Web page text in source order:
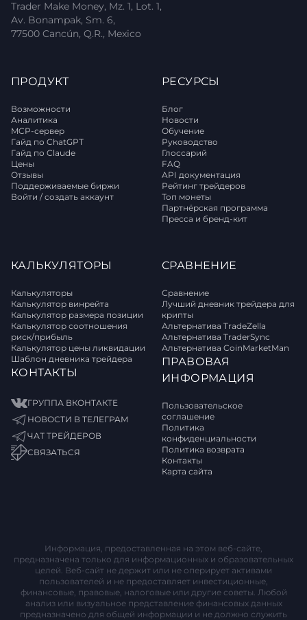
Trader Make Money, Mz. 1, Lot. 1,
Av. Bonampak, Sm. 6,
77500 Cancún, Q.R., Mexico
ПРОДУКТ
Возможности
Аналитика
MCP-сервер
Гайд по ChatGPT
Гайд по Claude
Цены
Отзывы
Поддерживаемые биржи
Войти / создать аккаунт
РЕСУРСЫ
Блог
Новости
Обучение
Руководство
Глоссарий
FAQ
API документация
Рейтинг трейдеров
Топ монеты
Партнёрская программа
Пресса и бренд-кит
КАЛЬКУЛЯТОРЫ
Калькуляторы
Калькулятор винрейта
Калькулятор размера позиции
Калькулятор соотношения
риск/прибыль
Калькулятор цены ликвидации
Шаблон дневника трейдера
КОНТАКТЫ
ГРУППА ВКОНТАКТЕ
НОВОСТИ В ТЕЛЕГРАМ
ЧАТ ТРЕЙДЕРОВ
СВЯЗАТЬСЯ
СРАВНЕНИЕ
Сравнение
Лучший дневник трейдера для
крипты
Альтернатива TradeZella
Альтернатива TraderSync
Альтернатива CoinMarketMan
ПРАВОВАЯ
ИНФОРМАЦИЯ
Пользовательское
соглашение
Политика
конфиденциальности
Политика возврата
Контакты
Карта сайта
Информация, предоставленная на этом веб-сайте,
предназначена только для информационных и образовательных
целей. Веб-сайт не держит или не оперирует активами
пользователей и не предоставляет инвестиционные,
финансовые, правовые, налоговые или другие советы. Любой
анализ или визуальное представление финансовых данных
предназначено для общей информации и не должно служить